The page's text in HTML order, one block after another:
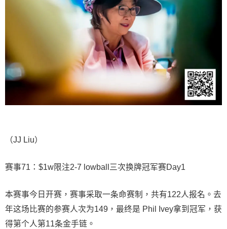
（JJ Liu）
赛事71：$1w限注2-7 lowball三次换牌冠军赛Day1
本赛事今日开赛，赛事采取一条命赛制，共有122人报名。去
年这场比赛的参赛人次为149，最终是 Phil Ivey拿到冠军，获
得第个人第11条金手链。